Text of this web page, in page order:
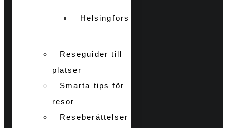
Helsingfors
Reseguider till
platser
Smarta tips för
resor
Reseberättelser